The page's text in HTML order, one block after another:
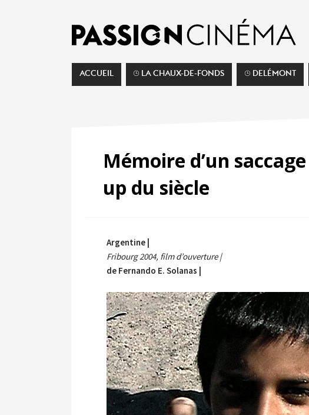
ACCUEIL ⌚︎ LA CHAUX-DE-FONDS ⌚︎ DELÉMONT
Mémoire d’un
up du siècle
Argentine |
Fribourg 2004, film d’ouverture |
de Fernando E. Solanas |